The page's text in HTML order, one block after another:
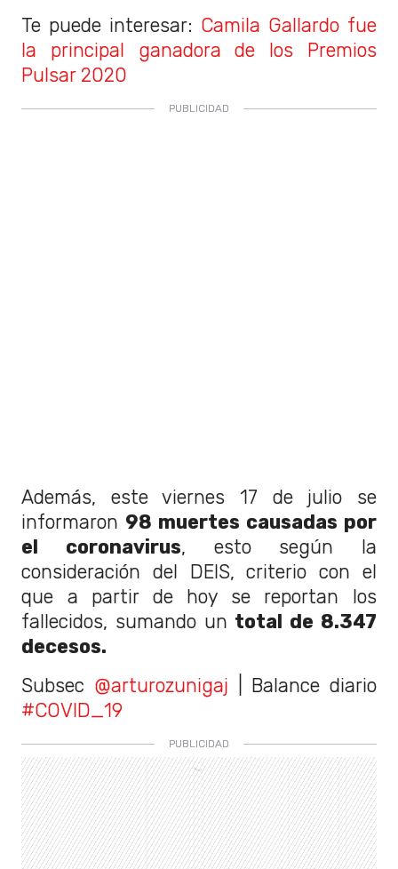
Te puede interesar: Camila Gallardo fue
la principal ganadora de los Premios
Pulsar 2020
Además, este viernes 17 de julio se
informaron 98 muertes causadas por
el coronavirus, esto según la
consideración del DEIS, criterio con el
que a partir de hoy se reportan los
fallecidos, sumando un total de 8.347
decesos.
Subsec @arturozunigaj | Balance diario
#COVID_19